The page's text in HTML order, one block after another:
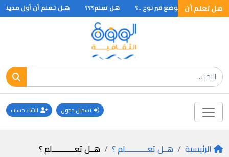
هل تعلم أن
هل تعلم أن موضع قبر نوح ..؟ هل تعلم؟؟؟ هـل تـعلم أن أول مدينة
تسجيل دخول انشاء حساب
الرئيسية هــل تعـــــــــــلم ؟ هــل تعـــــــــــلم ؟